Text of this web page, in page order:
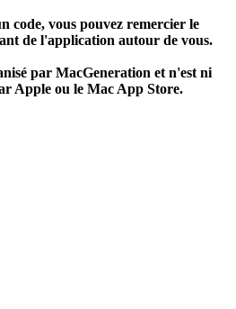
code, vous pouvez remercier le
de l'application autour de vous.
par MacGeneration et n'est ni
Apple ou le Mac App Store.